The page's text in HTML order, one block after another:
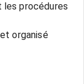
procédures
organisé